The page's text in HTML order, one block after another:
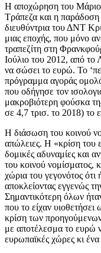
Η αποχώρηση του Μάριο
Τράπεζα και η παράδοση
διευθύντρια του ΔΝΤ
μιας εποχής, που μόνο
τραπεζίτη στη
Ιούλιο του 2012, από το
να σώσει το ευρώ. Το
πρόγραμμα αγοράς
που οδήγησε τον
μακροβιότερη φούσκα
σε 4,7 τρισ. το 2018) το
Η διάσωση του κοινού
απώλειες. Η «κρίση του
δομικές αδυναμίες και
του κοινού νομίσματος,
χώρια του γεγονότος ότι
αποκλείοντας εγγενώς
Σημαντικότερη όλων
που το είχαν
κρίση των
με αποτέλεσμα το ευρώ
ευρωπαϊκές χώρες κι